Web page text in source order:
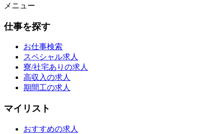
メニュー
仕事を探す
お仕事検索
スペシャル求人
寮/社宅ありの求人
高収入の求人
期間工の求人
マイリスト
おすすめの求人